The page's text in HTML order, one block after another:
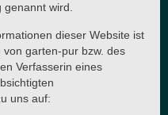
genannt wird.
dieser Website ist
garten-pur bzw. des
Verfasserin eines
uns auf: